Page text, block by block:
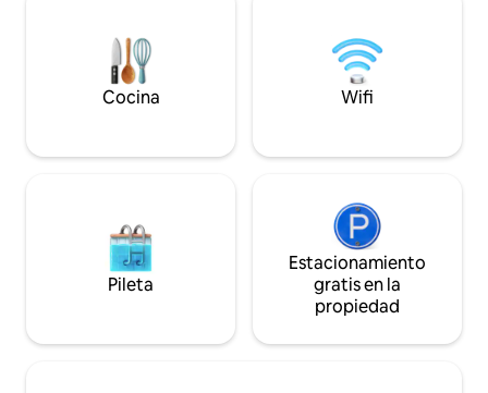
acogedora y romántica y las vistas son
increíbles. Las cristaleras del salón se
deslizan una sobre la otra y el balcón
queda completamente abierto al mar. En
balinesa (180x180), un Jacuzzi
cóctel. El apartamento dispone de dos
habitaciones con vistas al mar. Una de
ellas está completamente acristalada
creando así un espacio amplio y
luminoso. Tanto las cristaleras del salón
como las de las dos habitaciones
espectaculares
contacto directo
apartamento
habitaciones con
completamente
tanto en el salón
dormitorios, los
automáticos
disfrutar de un
interrupciones.
cuentan con
equipadas con
Cocina Wifi
Pileta
Estacionamiento
gratis en la
propiedad